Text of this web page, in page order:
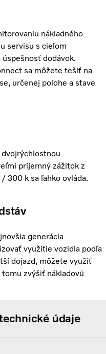
nákladného
servisu s cieľom
dodávok.
sa môžete tešiť na
určenej polohe a stave
príjemný zážitok z
300 k sa ľahko ovláda.
generácia
využitie vozidla podľa
dojazd, môžete využiť
zvýšiť nákladovú
údaje